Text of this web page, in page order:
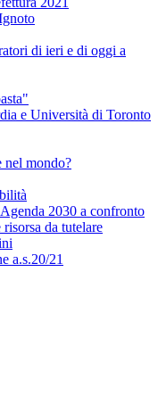
di ieri e di oggi a
e Università di Toronto
nel mondo?
2030 a confronto
da tutelare
a.s.20/21